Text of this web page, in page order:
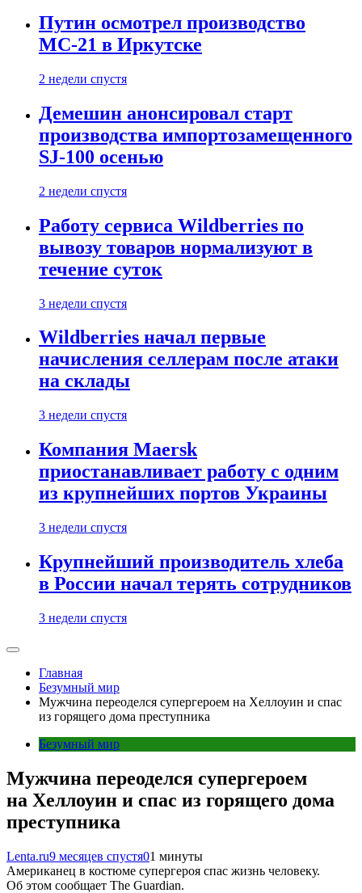
Путин осмотрел производство
МС-21 в Иркутске
2 недели спустя
Демешин анонсировал старт
производства импортозамещенного
SJ-100 осенью
2 недели спустя
Работу сервиса Wildberries по
вывозу товаров нормализуют в
течение суток
3 недели спустя
Wildberries начал первые
начисления селлерам после атаки
на склады
3 недели спустя
Компания Maersk
приостанавливает работу с одним
из крупнейших портов Украины
3 недели спустя
Крупнейший производитель хлеба
в России начал терять сотрудников
3 недели спустя
Главная
Безумный мир
Мужчина переоделся супергероем на Хеллоуин и спас
из горящего дома преступника
Безумный мир
Мужчина переоделся супергероем
на Хеллоуин и спас из горящего дома
преступника
Lenta.ru9 месяцев спустя01 минуты
Американец в костюме супергероя спас жизнь человеку.
Об этом сообщает The Guardian.